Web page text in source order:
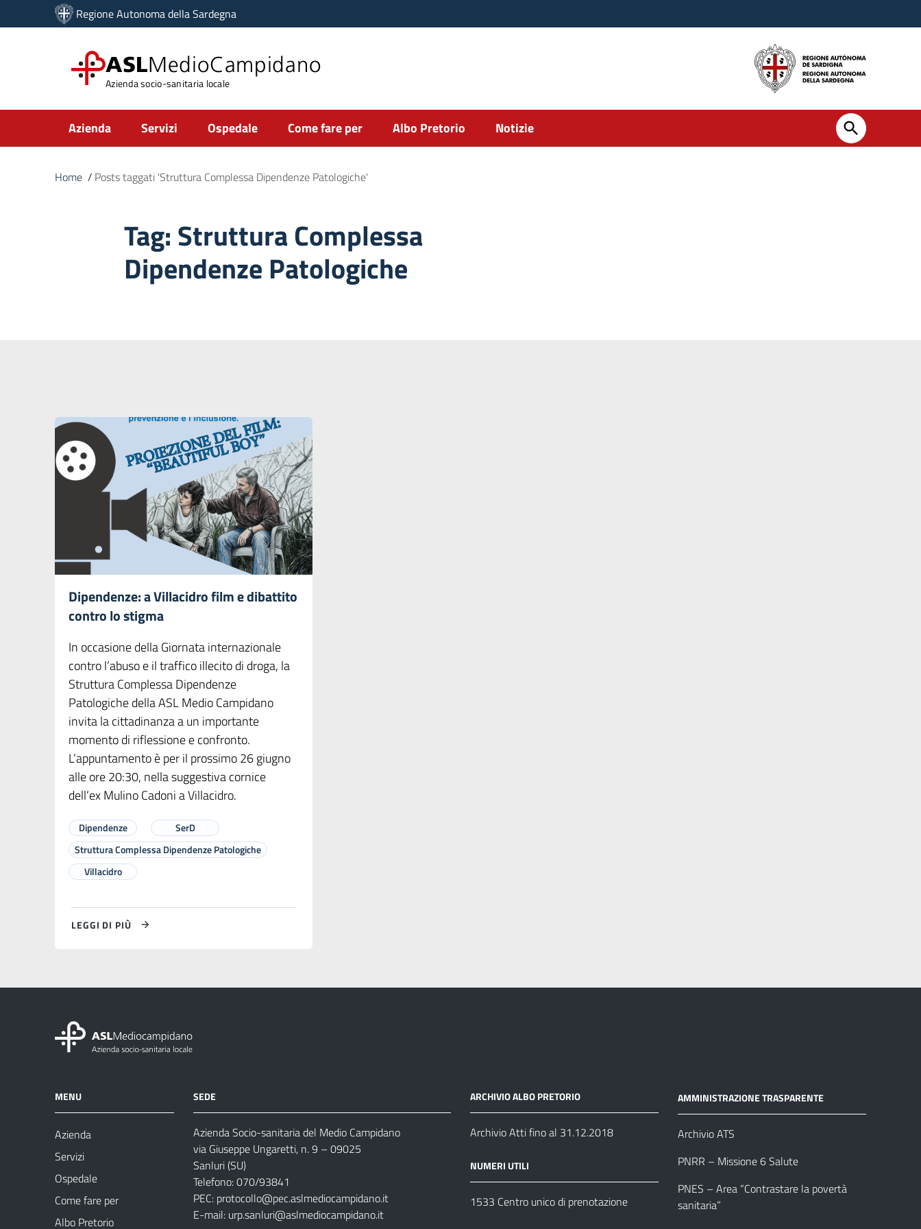
Vai ai contenuti
Vai al menu di navigazione
Regione Autonoma della Sardegna
ASLMedioCampidano
Azienda socio-sanitaria locale
Submenu
Azienda Servizi Ospedale Come fare per Albo Pretorio Notizie
Home / Posts taggati 'Struttura Complessa Dipendenze Patologiche'
Tag:Struttura Complessa
Dipendenze Patologiche
Dipendenze: a Villacidro film e dibattito
contro lo stigma
In occasione della Giornata internazionale
contro l’abuso e il traffico illecito di droga, la
Struttura Complessa Dipendenze
Patologiche della ASL Medio Campidano
invita la cittadinanza a un importante
momento di riflessione e confronto.
L’appuntamento è per il prossimo 26 giugno
alle ore 20:30, nella suggestiva cornice
dell’ex Mulino Cadoni a Villacidro.
Dipendenze
SerD
Struttura Complessa Dipendenze Patologiche
Villacidro
LEGGI DI PIÙ
MENU
Azienda
Servizi
Ospedale
Come fare per
Albo Pretorio
SEDE
Azienda Socio-sanitaria del Medio Campidano
via Giuseppe Ungaretti, n. 9 – 09025
Sanluri (SU)
Telefono: 070/93841
PEC: protocollo@pec.aslmediocampidano.it
E-mail: urp.sanluri@aslmediocampidano.it
ARCHIVIO ALBO PRETORIO
Archivio Atti fino al 31.12.2018
NUMERI UTILI
1533 Centro unico di prenotazione
AMMINISTRAZIONE TRASPARENTE
Archivio ATS
PNRR – Missione 6 Salute
PNES – Area “Contrastare la povertà
sanitaria”